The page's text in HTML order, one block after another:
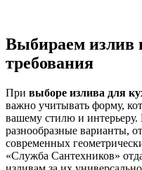
Выбираем излив
требования
При выборе излива для
важно учитывать форму,
вашему стилю и
разнообразные варианты,
современных
«Служба Сантехников»